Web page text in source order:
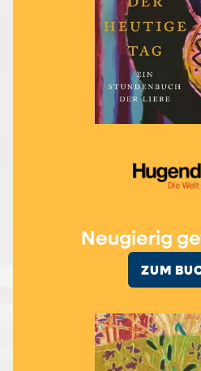
Neugierig
ZUM